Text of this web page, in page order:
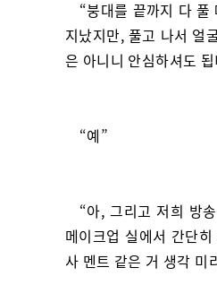
“붕대를 끝까지 다
지났지만, 풀고 나서 얼
은 아니니 안심하셔도
“예”
“아, 그리고 저희 방
메이크업 실에서 간단
사 멘트 같은 거 생각 미